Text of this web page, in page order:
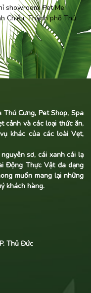
showroom:Pet Me
Chiểu, Thành phố Thủ
Cưng, Pet Shop, Spa
cảnh và các loại thức ăn,
khác của các loài Vẹt,
sơ, cái xanh cái lạ
Động Thực Vật đa dạng
muốn mang lại những
khách hàng.
Thủ Đức